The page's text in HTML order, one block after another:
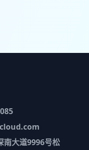
南大道9996号松